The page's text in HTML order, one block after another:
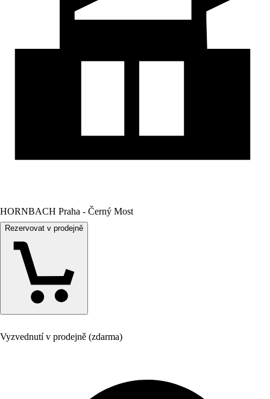
HORNBACH Praha - Černý Most
Rezervovat v prodejně
Vyzvednutí v prodejně (zdarma)